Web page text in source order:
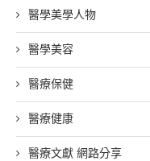
醫學美學人物
醫學美容
醫療保健
醫療健康
醫療文獻 網路分享